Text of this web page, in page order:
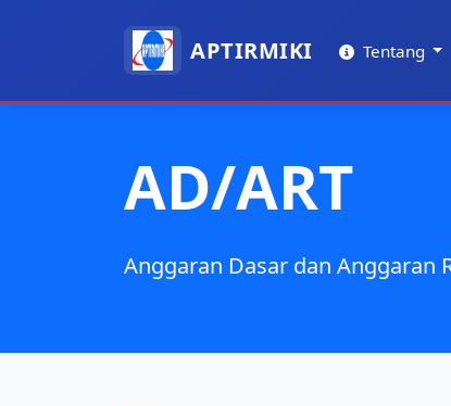
APTIRMIKI Tentang
AD/ART
Anggaran Dasar dan Anggaran